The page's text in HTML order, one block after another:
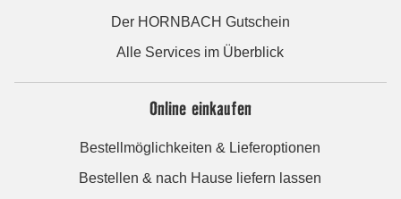
Der HORNBACH Gutschein
Alle Services im Überblick
Online einkaufen
Bestellmöglichkeiten & Lieferoptionen
Bestellen & nach Hause liefern lassen